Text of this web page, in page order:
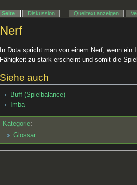
Nerf
In Dota spricht man von einem Nerf, wenn
Fähigkeit zu stark erscheint und somit die
Siehe auch
Buff (Spielbalance)
Imba
Kategorie:
Glossar
Seite Diskussion Quelltext anzeigen